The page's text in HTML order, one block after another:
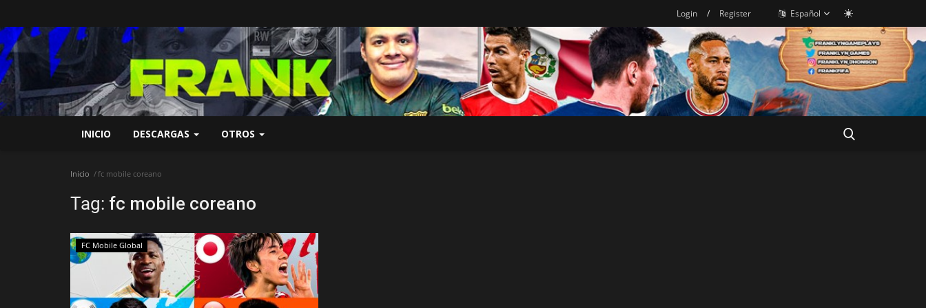
Login / Register Español
INICIO DESCARGAS OTROS
Inicio fc mobile coreano
Tag: fc mobile coreano
FC Mobile Global